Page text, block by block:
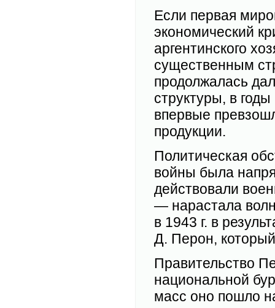
Если первая
экономический
аргентинского
существенным
продолжалась
структуры, в
впервые
продукции.
Политическая
войны была
действовали
— нарастала
в 1943 г. в
Д. Перон,
Правительство
национальной
масс оно пошло